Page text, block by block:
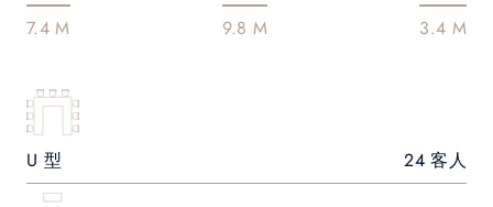
7.4 M
9.8 M
3.4 M
U 型 24 客人